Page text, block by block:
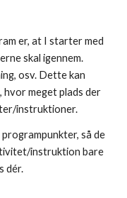
er, at I starter med
skal igennem.
osv. Dette kan
meget plads der
instruktioner.
så de
instruktion bare
dér.